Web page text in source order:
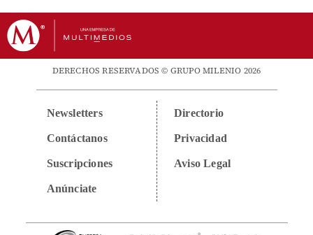
DERECHOS RESERVADOS © GRUPO MILENIO 2026
Newsletters
Contáctanos
Suscripciones
Anúnciate
Directorio
Privacidad
Aviso Legal